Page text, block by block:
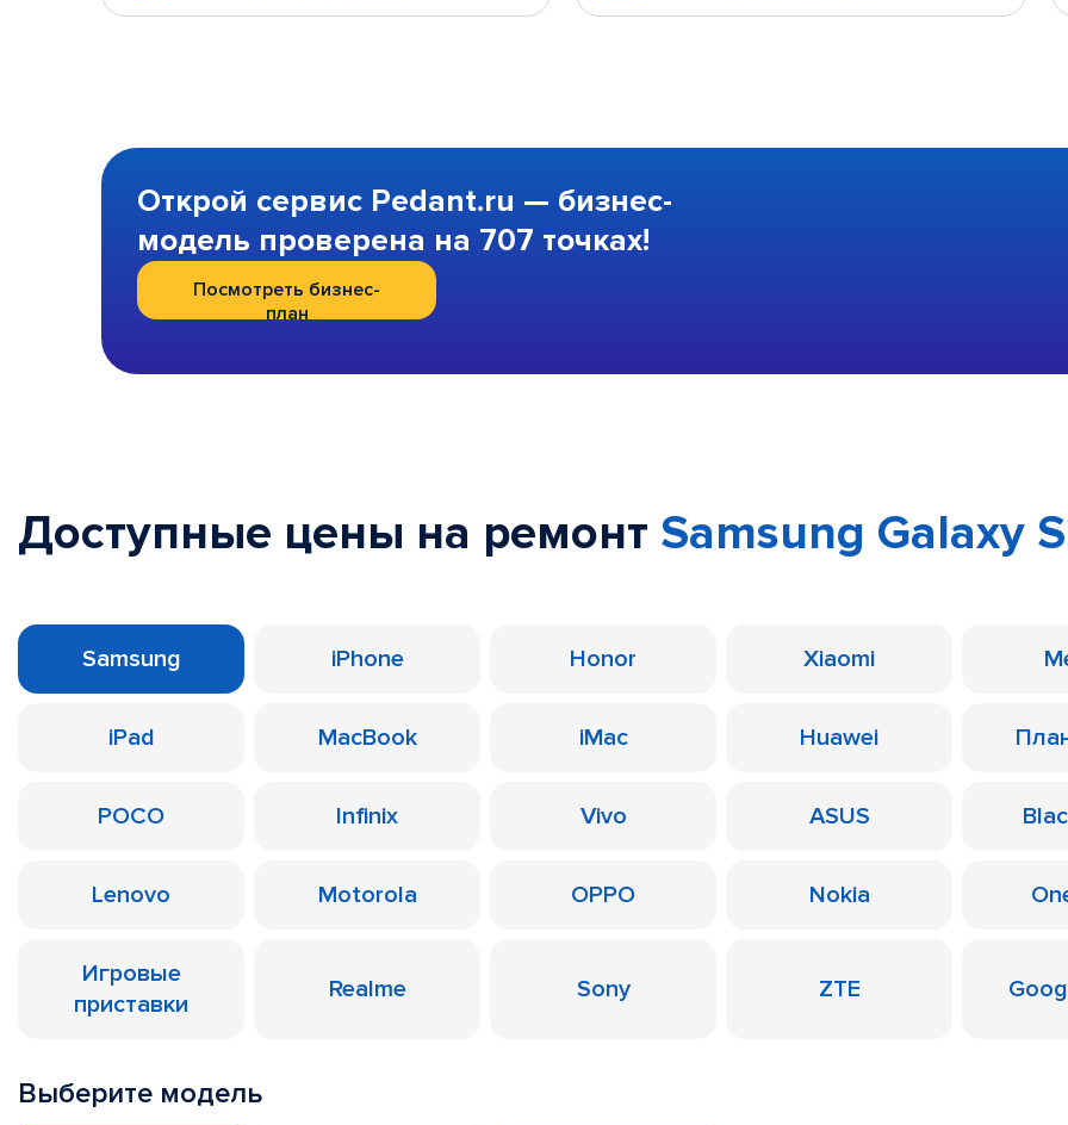
Открой сервис Pedant.ru — бизнес-
модель проверена на 707 точках!
Посмотреть бизнес-
план
Доступные цены на ремонт Samsung Galaxy
Samsung iPhone Honor Xiaomi
iPad MacBook iMac Huawei
POCO Infinix Vivo ASUS
Lenovo Motorola OPPO Nokia
Игровые
приставки
Realme Sony ZTE
Выберите модель